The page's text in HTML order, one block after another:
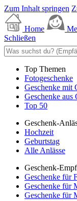
Zum Inhalt springen
Home
Schließen
Top Themen
Fotogeschenke
Geschenke mit
Geschenke aus
Top 50
Geschenk-
Hochzeit
Geburtstag
Alle Anlässe
Geschenk-
Geschenke für
Geschenke für
Geschenke für